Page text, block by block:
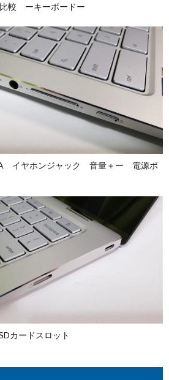
較 ーキーボードー
イヤホンジャック 音量＋ー 電源ボ
カードスロット